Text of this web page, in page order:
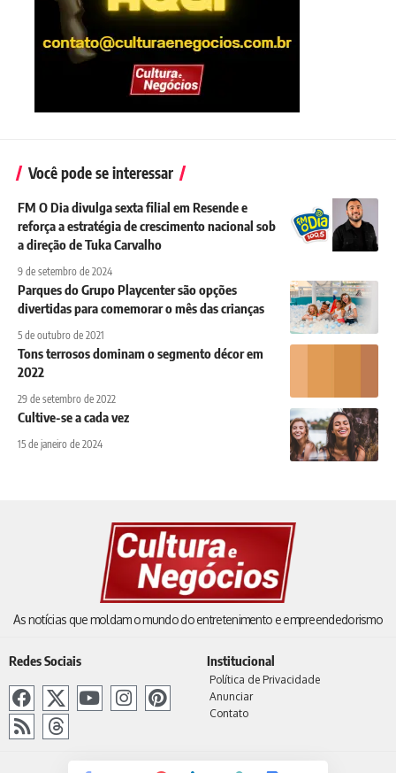
Você pode se interessar
FM O Dia divulga sexta filial em Resende e
reforça a estratégia de crescimento nacional sob
a direção de Tuka Carvalho
9 de setembro de 2024
Parques do Grupo Playcenter são opções
divertidas para comemorar o mês das crianças
5 de outubro de 2021
Tons terrosos dominam o segmento décor em
2022
29 de setembro de 2022
Cultive-se a cada vez
15 de janeiro de 2024
As notícias que moldam o mundo do entretenimento e empreendedorismo
Redes Sociais Institucional
Política de Privacidade
Anunciar
Contato